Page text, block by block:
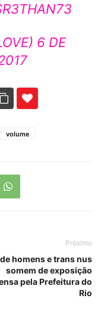
6 DE
volume
Próximo
homens e trans nus
somem de exposição
pela Prefeitura do
Rio